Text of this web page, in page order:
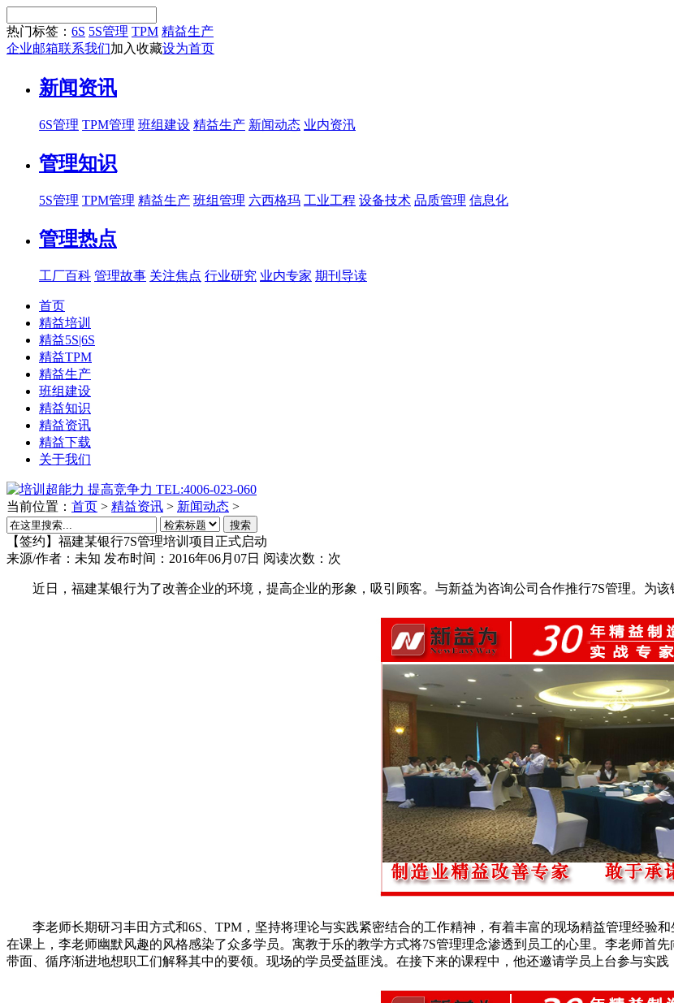
热门标签： 6S 5S管理 TPM 精益生产
企业邮箱联系我们加入收藏设为首页
新闻资讯
6S管理 TPM管理 班组建设 精益生产 新闻动态 业内资汛
管理知识
5S管理 TPM管理 精益生产 班组管理 六西格玛 工业工程 设备技术 品质管理 信息化
管理热点
工厂百科 管理故事 关注焦点 行业研究 业内专家 期刊导读
首页
精益培训
精益5S|6S
精益TPM
精益生产
班组建设
精益知识
精益资讯
精益下载
关于我们
当前位置： 首页 > 精益资讯 > 新闻动态 >
搜索
【签约】福建某银行7S管理培训项目正式启动
来源/作者： 未知 发布时间：2016年06月07日 阅读次数： 次
近日，福建某银行为了改善企业的环境，提高企业的形象，吸引顾客。与新益为咨询公司合作推行7S管理。为该
李老师长期研习丰田方式和6S、TPM，坚持将理论与实践紧密结合的工作精神，有着丰富的现场精益管理经验和
在课上，李老师幽默风趣的风格感染了众多学员。寓教于乐的教学方式将7S管理理念渗透到员工的心里。李老师首
带面、循序渐进地想职工们解释其中的要领。现场的学员受益匪浅。在接下来的课程中，他还邀请学员上台参与实践